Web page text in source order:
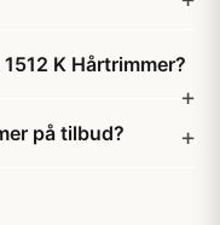
K Hårtrimmer?
på tilbud?